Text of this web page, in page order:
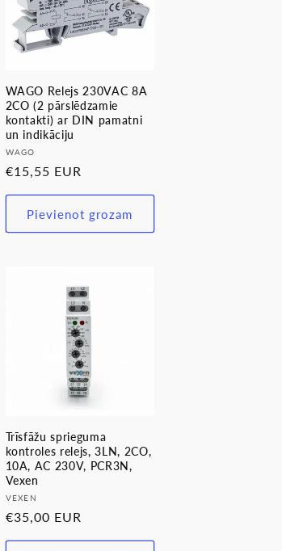
WAGO Relejs 230VAC 8A
2CO (2 pārslēdzamie
kontakti) ar DIN pamatni
un indikāciju
Pārdevējs:
WAGO
Parastā
cena
€15,55 EUR
Pievienot grozam
Trīsfāžu sprieguma
kontroles relejs, 3LN, 2CO,
10A, AC 230V, PCR3N,
Vexen
Pārdevējs:
VEXEN
Parastā
€35,00 EUR